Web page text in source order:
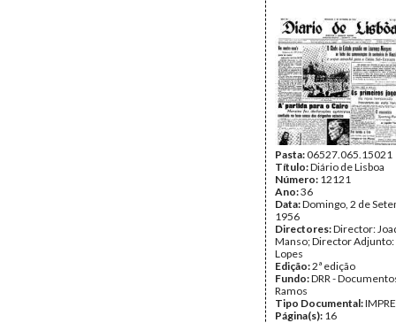
Pasta:06527.065.15021
Título:Diário de Lisboa
Número: 12121
Ano:36
Data:Domingo, 2 de
1956
Directores:Director:
Manso; Director
Lopes
Edição:2ª edição
Fundo:DRR -
Ramos
Tipo Documental:
Página(s): 16